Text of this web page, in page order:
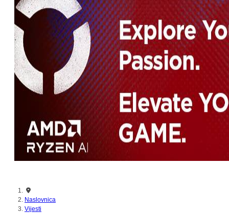
nikada prije
Naslovnica
Vijesti